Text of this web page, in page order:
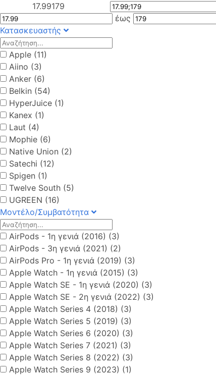
17.99179
έως
Κατασκευαστής
Apple (11)
Aiino (3)
Anker (6)
Belkin (54)
HyperJuice (1)
Kanex (1)
Laut (4)
Mophie (6)
Native Union (2)
Satechi (12)
Spigen (1)
Twelve South (5)
UGREEN (16)
Μοντέλο/Συμβατότητα
AirPods - 1η γενιά (2016) (3)
AirPods - 3η γενιά (2021) (2)
AirPods Pro - 1η γενιά (2019) (3)
Apple Watch - 1η γενιά (2015) (3)
Apple Watch SE - 1η γενιά (2020) (3)
Apple Watch SE - 2η γενιά (2022) (3)
Apple Watch Series 4 (2018) (3)
Apple Watch Series 5 (2019) (3)
Apple Watch Series 6 (2020) (3)
Apple Watch Series 7 (2021) (3)
Apple Watch Series 8 (2022) (3)
Apple Watch Series 9 (2023) (1)